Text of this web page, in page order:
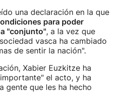
una declaración en la que
para poder
"conjunto", a la vez que
vasca ha cambiado
de sentir la nación".
Xabier Euzkitze ha
el acto, y ha
gente que les ha hecho